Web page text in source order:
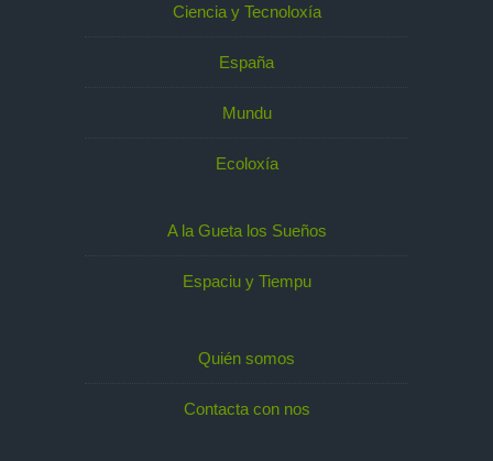
Ciencia y Tecnoloxía
España
Mundu
Ecoloxía
A la Gueta los Sueños
Espaciu y Tiempu
Quién somos
Contacta con nos